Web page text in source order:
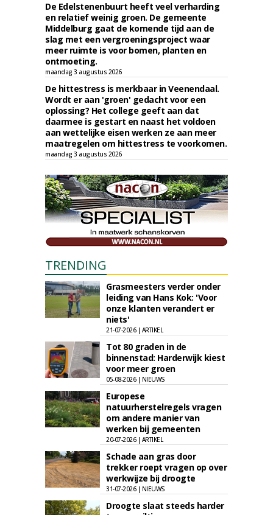
De Edelstenenbuurt heeft veel verharding
en relatief weinig groen. De gemeente
Middelburg gaat de komende tijd aan de
slag met een vergroeningsproject waar
meer ruimte is voor bomen, planten en
ontmoeting.
maandag 3 augustus 2026
De hittestress is merkbaar in Veenendaal.
Wordt er aan 'groen' gedacht voor een
oplossing? Het college geeft aan dat
daarmee is gestart en naast het voldoen
aan wettelijke eisen werken ze aan meer
maatregelen om hittestress te voorkomen.
maandag 3 augustus 2026
TRENDING
Grasmeesters verder onder
leiding van Hans Kok: 'Voor
onze klanten verandert er
niets'
21-07-2026 | ARTIKEL
Tot 80 graden in de
binnenstad: Harderwijk kiest
voor meer groen
05-08-2026 | NIEUWS
Europese
natuurherstelregels vragen
om andere manier van
werken bij gemeenten
20-07-2026 | ARTIKEL
Schade aan gras door
trekker roept vragen op over
werkwijze bij droogte
31-07-2026 | NIEUWS
Droogte slaat steeds harder